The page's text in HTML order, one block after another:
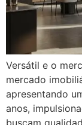
Versátil e o
mercado
apresentando
anos,